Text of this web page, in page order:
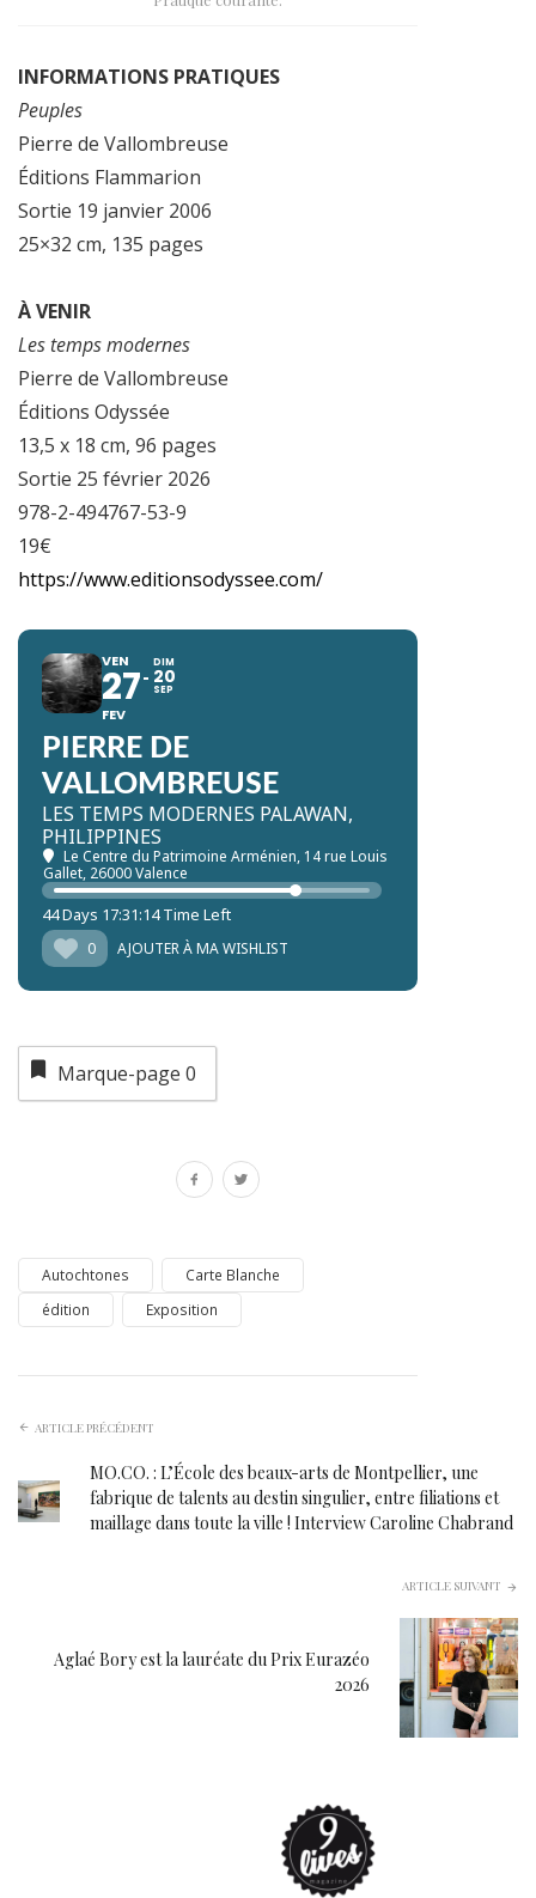
INFORMATIONS PRATIQUES
Peuples
Pierre de Vallombreuse
Éditions Flammarion
Sortie 19 janvier 2006
25×32 cm, 135 pages
À VENIR
Les temps modernes
Pierre de Vallombreuse
Éditions Odyssée
13,5 x 18 cm, 96 pages
Sortie 25 février 2026
978-2-494767-53-9
19€
https://www.editionsodyssee.com/
VEN
27
FEV
DIM
20
SEP
PIERRE DE
VALLOMBREUSE
LES TEMPS MODERNES PALAWAN,
PHILIPPINES
Le Centre du Patrimoine Arménien, 14 rue Louis
Gallet, 26000 Valence
44 Days 17:31:10 Time Left
0 AJOUTER À MA WISHLIST
Marque-page 0
Autochtones
Carte Blanche
édition
Exposition
ARTICLE PRÉCÉDENT
MO.CO. : L’École des beaux-arts de Montpellier, une
fabrique de talents au destin singulier, entre filiations et
maillage dans toute la ville ! Interview Caroline Chabrand
ARTICLE SUIVANT
Aglaé Bory est la lauréate du Prix Eurazéo
2026